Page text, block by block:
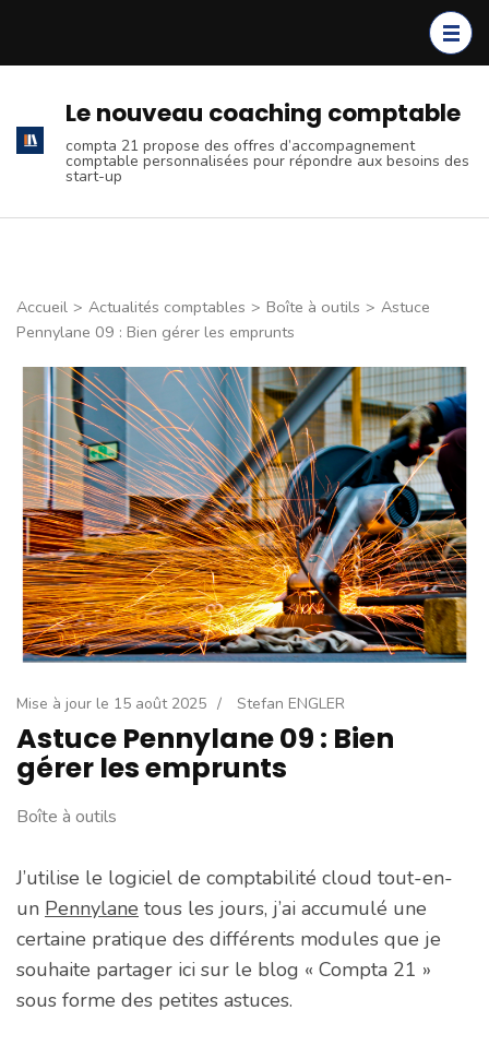
(Pressez
Entrée)
Le nouveau coaching comptable
compta 21 propose des offres d’accompagnement
comptable personnalisées pour répondre aux besoins des
start-up
Accueil > Actualités comptables > Boîte à outils > Astuce
Pennylane 09 : Bien gérer les emprunts
Mise à jour le 15 août 2025 / Stefan ENGLER
Astuce Pennylane 09 : Bien
gérer les emprunts
Boîte à outils
J’utilise le logiciel de comptabilité cloud tout-en-
un Pennylane tous les jours, j’ai accumulé une
certaine pratique des différents modules que je
souhaite partager ici sur le blog « Compta 21 »
sous forme des petites astuces.